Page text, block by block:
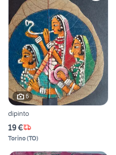
6
dipinto
19 €
Torino(TO)